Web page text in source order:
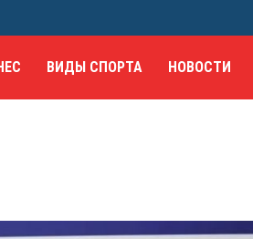
ВИДЫ СПОРТА НОВОСТИ